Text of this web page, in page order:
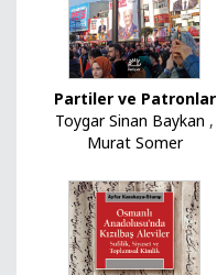
Partiler ve Patronlar
Toygar Sinan Baykan ,
Murat Somer